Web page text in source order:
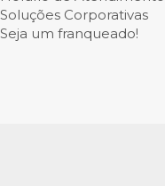
Soluções Corporativas
Seja um franqueado!